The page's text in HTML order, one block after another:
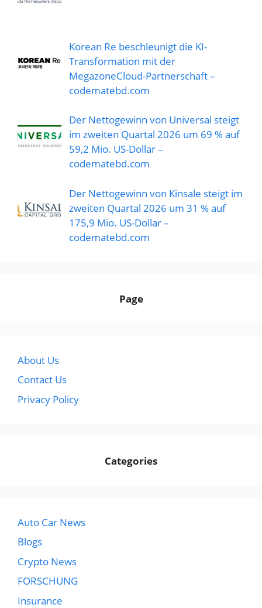
Korean Re beschleunigt die KI-
Transformation mit der
MegazoneCloud-Partnerschaft –
codematebd.com
Der Nettogewinn von Universal steigt
im zweiten Quartal 2026 um 69 % auf
59,2 Mio. US-Dollar –
codematebd.com
Der Nettogewinn von Kinsale steigt im
zweiten Quartal 2026 um 31 % auf
175,9 Mio. US-Dollar –
codematebd.com
Page
About Us
Contact Us
Privacy Policy
Categories
Auto Car News
Blogs
Crypto News
FORSCHUNG
Insurance